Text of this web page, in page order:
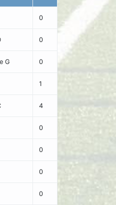
0
0
G 0
1
4
0
0
0
0